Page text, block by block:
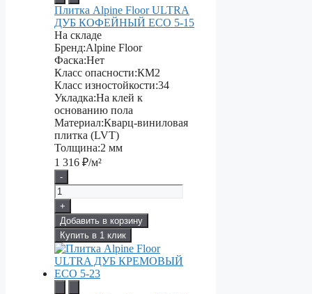
Плитка Alpine Floor ULTRA
ДУБ КОФЕЙНЫЙ ECO 5-15
На складе
Бренд:Alpine Floor
Фаска:Нет
Класс опасности:КМ2
Класс изностойкости:34
Укладка:На клей к
основанию пола
Материал:Кварц-виниловая
плитка (LVT)
Толщина:2 мм
1 316 ₽/м²
-
+
Добавить в корзину
Купить в 1 клик